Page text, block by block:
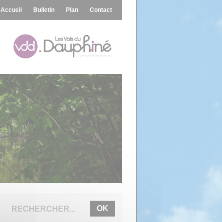
Accueil Bulletin Plan Contact